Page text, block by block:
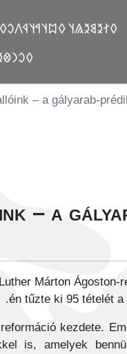
‮ 𐲓𐲐𐲉𐲘𐲉𐲖𐲦 𐲓𐲪𐲦𐲀𐲦𐲁𐲤𐲛𐲓
– a gályarab-
– a
Márton Ágoston-
én tűzte ki 95 tételét a
kezdete.
is, amelyek